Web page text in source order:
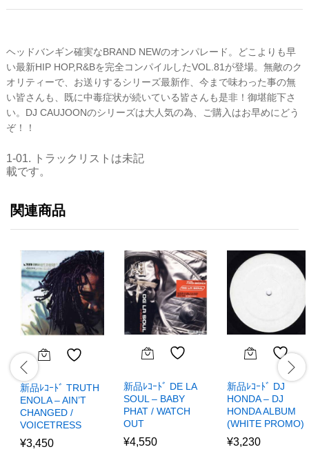
ヘッドバンギン確実なBRAND NEWのオンパレード。どこよりも早
い最新HIP HOP,R&Bを完全コンパイルしたVOL.81が登場。無敵のク
オリティーで、お送りするシリーズ最新作、今まで味わった事の無
い皆さんも、既に中毒症状が続いている皆さんも是非！御堪能下さ
い。DJ CAUJOONのシリーズは大人気の為、ご購入はお早めにどう
ぞ！！
1-01. トラックリストは未記
載です。
関連商品
新品ﾚｺｰﾄﾞ TRUTH
ENOLA – AIN’T
CHANGED /
VOICETRESS
¥3,450
新品ﾚｺｰﾄﾞ DE LA
SOUL – BABY
PHAT / WATCH
OUT
¥4,550
新品ﾚｺｰﾄﾞ DJ
HONDA – DJ
HONDA ALBUM
(WHITE PROMO)
¥3,230